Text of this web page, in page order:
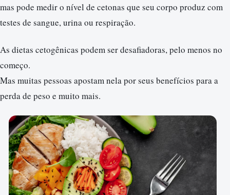
mas pode medir o nível de cetonas que seu corpo produz com
testes de sangue, urina ou respiração.
As dietas cetogênicas podem ser desafiadoras, pelo menos no
começo.
Mas muitas pessoas apostam nela por seus benefícios para a
perda de peso e muito mais.